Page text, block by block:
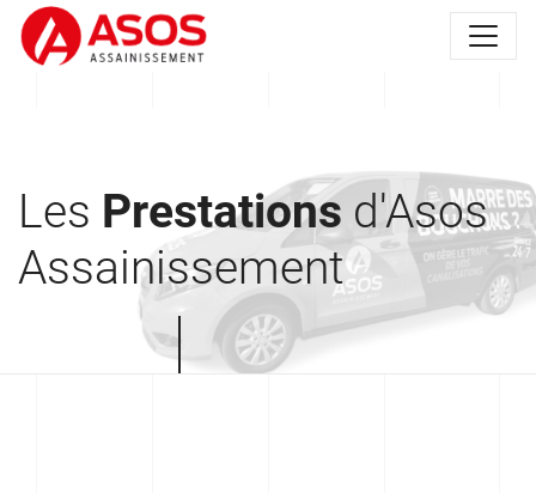
Les Prestations d'Asos
Assainissement